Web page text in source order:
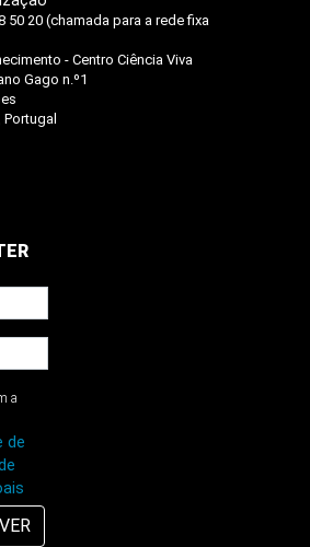
50 20 (chamada para a rede fixa
- Centro Ciência Viva
Gago n.º1
a
de